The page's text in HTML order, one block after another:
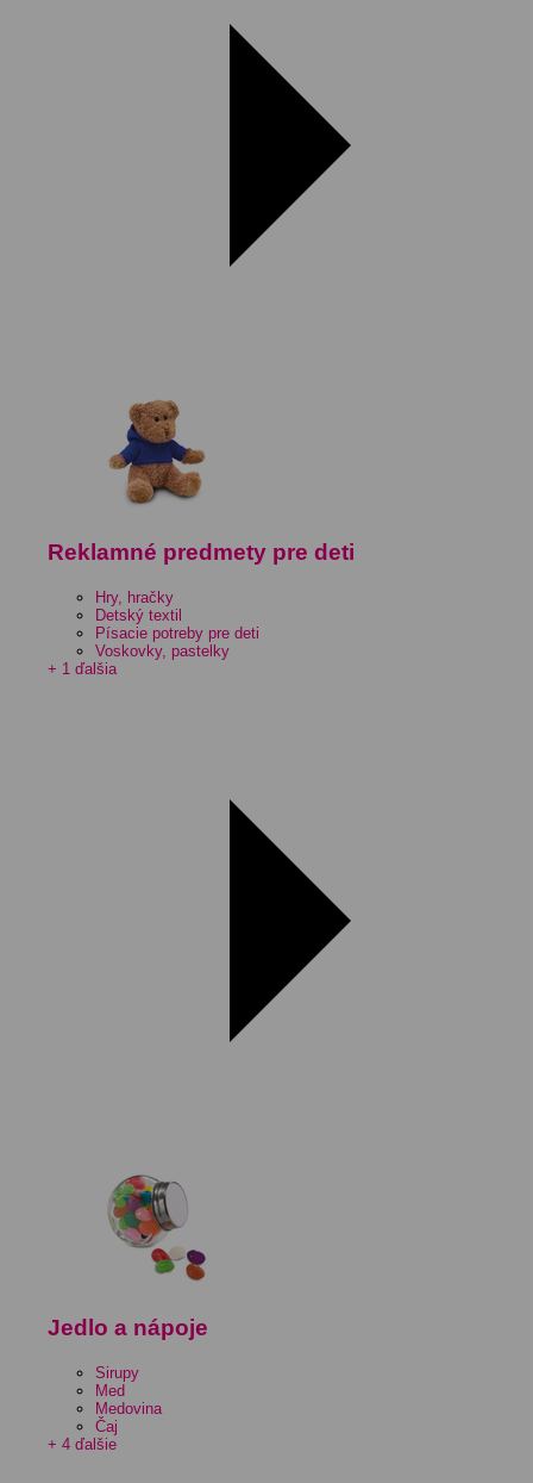
Reklamné predmety pre deti
Hry, hračky
Detský textil
Písacie potreby pre deti
Voskovky, pastelky
+ 1 ďalšia
Jedlo a nápoje
Sirupy
Med
Medovina
Čaj
+ 4 ďalšie